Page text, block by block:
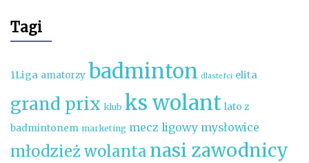
Tagi
1Liga amatorzy badminton dlastefci elita
grand prix klub ks wolant lato z
badmintonem marketing mecz ligowy mysłowice
młodzież wolanta nasi zawodnicy